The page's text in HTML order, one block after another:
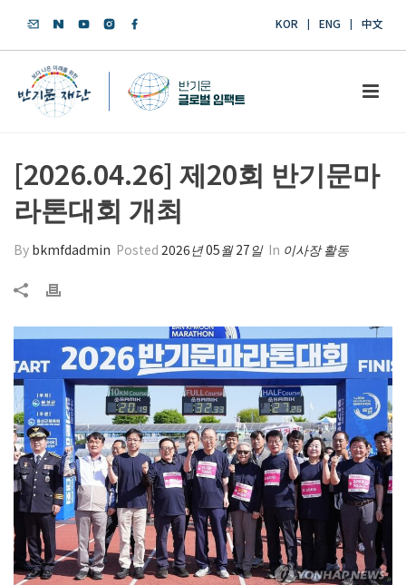
KOR ENG 中文
[2026.04.26] 제20회 반기문마
라톤대회 개최
By bkmfdadmin Posted 2026년 05월 27일 In 이사장 활동